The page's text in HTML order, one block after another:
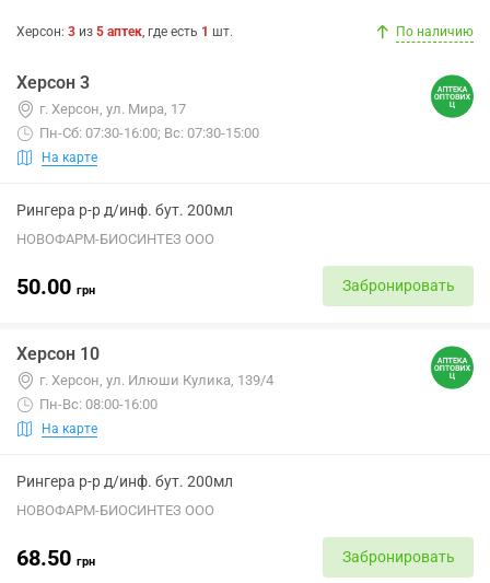
Херсон: 3 из 5 аптек, где есть 1 шт. По наличию
Херсон 3
г. Херсон, ул. Мира, 17
Пн-Сб: 07:30-16:00; Вс: 07:30-15:00
На карте
Рингера р-р д/инф. бут. 200мл
НОВОФАРМ-БИОСИНТЕЗ ООО
50.00 грн Забронировать
Херсон 10
г. Херсон, ул. Илюши Кулика, 139/4
Пн-Вс: 08:00-16:00
На карте
Рингера р-р д/инф. бут. 200мл
НОВОФАРМ-БИОСИНТЕЗ ООО
68.50 грн Забронировать